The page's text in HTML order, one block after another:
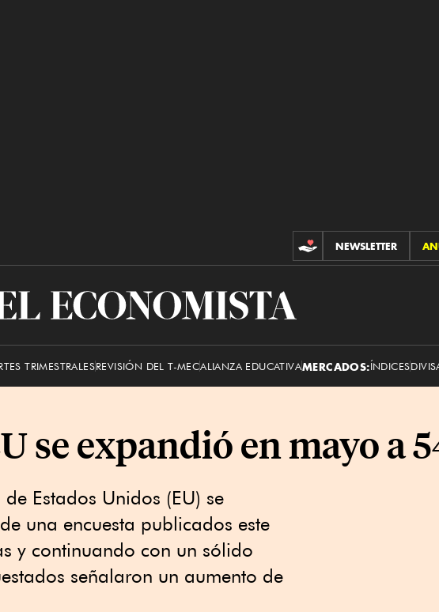
CONTRIBUCIONES
NEWSLETTER
El
TRIMESTRALESREVISIÓN DEL T-MECALIANZA EDUCATIVAMERCADOS:ÍNDICES
se expandió en mayo a
Estados Unidos (EU) se
una encuesta publicados este
y continuando con un sólido
señalaron un aumento de